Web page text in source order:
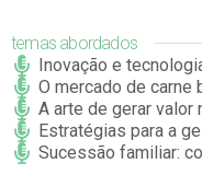
temas abordados
Inovação e
O mercado de carne
A arte de gerar valor
Estratégias para a
Sucessão familiar: